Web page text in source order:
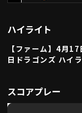
ハイライト
【ファーム】4月
日ドラゴンズ ハイ
スコアプレー